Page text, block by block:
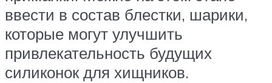
ввести в состав блестки, шарики,
которые могут улучшить
привлекательность будущих
силиконок для хищников.